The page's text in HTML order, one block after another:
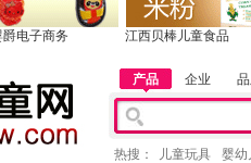
电子商务 江西贝棒儿童食品
产品 企业
热搜： 儿童玩具 婴幼